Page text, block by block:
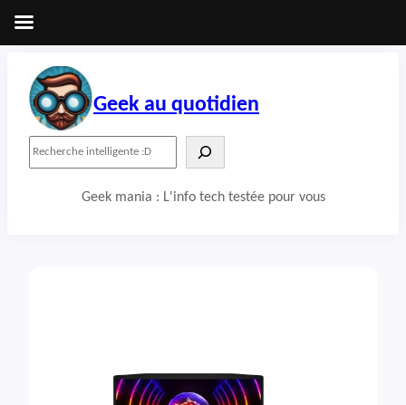
contenu
Geek au quotidien
Geek mania : L'info tech testée pour vous